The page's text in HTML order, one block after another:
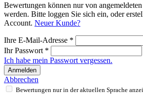
Bewertungen können nur von
werden. Bitte loggen Sie sich ein, oder
Account. Neuer Kunde?
Ihre E-Mail-Adresse *
Ihr Passwort *
Ich habe mein Passwort vergessen.
Anmelden
Abbrechen
Bewertungen nur in der aktuellen Sprache